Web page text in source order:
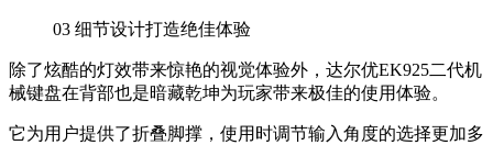
03 细节设计打造绝佳体验
除了炫酷的灯效带来惊艳的视觉体验外，达尔优EK925二代机
械键盘在背部也是暗藏乾坤为玩家带来极佳的使用体验。
它为用户提供了折叠脚撑，使用时调节输入角度的选择更加多